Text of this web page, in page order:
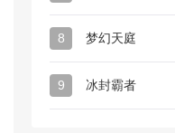
8 梦幻天庭
9 冰封霸者